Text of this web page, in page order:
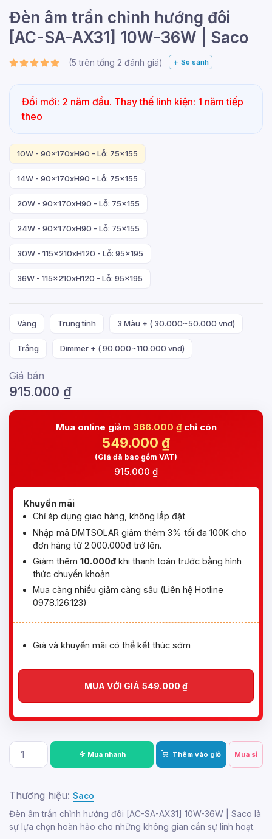
Đèn âm trần chỉnh hướng đôi
[AC-SA-AX31] 10W-36W | Saco
(5 trên tổng 2 đánh giá) So sánh
Đổi mới: 2 năm đầu. Thay thế linh kiện: 1 năm tiếp
theo
10W - 90x170xH90 - Lỗ: 75x155
14W - 90x170xH90 - Lỗ: 75x155
20W - 90x170xH90 - Lỗ: 75x155
24W - 90x170xH90 - Lỗ: 75x155
30W - 115x210xH120 - Lỗ: 95x195
36W - 115x210xH120 - Lỗ: 95x195
Vàng Trung tính 3 Màu + ( 30.000~50.000 vnd)
Trắng Dimmer + ( 90.000~110.000 vnd)
Giá bán
915.000 ₫
Mua online giảm 366.000 ₫chỉ còn
549.000 ₫
(Giá đã bao gồm VAT)
915.000 ₫
Khuyến mãi
Chỉ áp dụng giao hàng, không lắp đặt
Nhập mã DMTSOLAR giảm thêm 3% tối đa 100K cho
đơn hàng từ 2.000.000đ trở lên.
Giảm thêm 10.000đ khi thanh toán trước bằng hình
thức chuyển khoản
Mua càng nhiều giảm càng sâu (Liên hệ Hotline
0978.126.123)
Giá và khuyến mãi có thể kết thúc sớm
MUA VỚI GIÁ 549.000 ₫
Mua nhanh Thêm vào giỏ Mua sỉ
Thương hiệu: Saco
Đèn âm trần chỉnh hướng đôi [AC-SA-AX31] 10W-36W | Saco là
sự lựa chọn hoàn hảo cho những không gian cần sự linh hoạt.